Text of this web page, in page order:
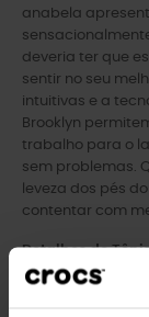
anabela
deveria ter que
sentir no seu
intuitivas e a
Brooklyn
trabalho para o
sem problemas.
leveza dos pés
contentar com
Detalhes do
Silhueta